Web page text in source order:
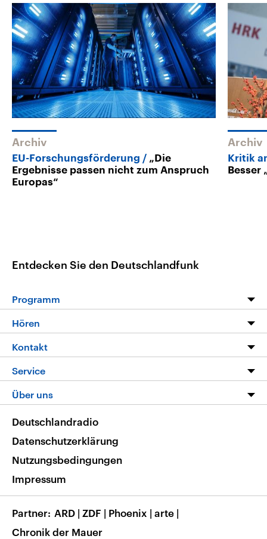
Archiv
EU-Forschungsförderung
„Die
Ergebnisse passen nicht zum Anspruch
Europas“
Archiv
Kritik
Besser
Entdecken Sie den Deutschlandfunk
Programm
Programm
Die Nachrichten
Nachrichtenleicht
Neue Beiträge auf dlf.de
Hören
Livestream
Podcasts
Deutschlandfunk App
Nachrichten App
Frequenzen
Kontakt
Hörerservice
Service
FAQ
Veranstaltungen
Musikliste
RSS
Über uns
Barrierefreiheit
Deutschlandradio
Datenschutzerklärung
Nutzungsbedingungen
Impressum
Partner ARD | ZDF | Phoenix | arte |
Chronik der Mauer